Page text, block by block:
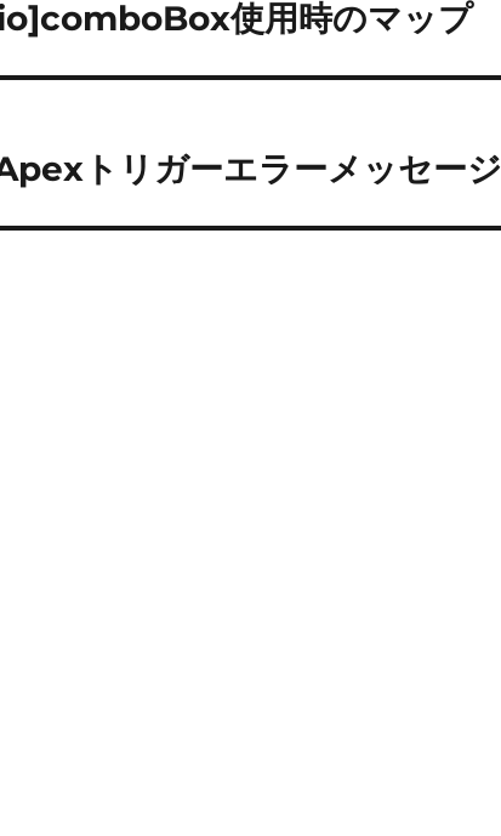
使用時のマップ
トリガーエラーメッセージ